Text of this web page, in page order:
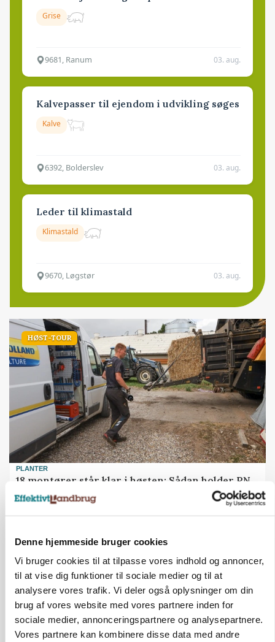
Denne hjemmeside bruger cookies
Vi bruger cookies til at tilpasse vores indhold og annoncer,
til at vise dig funktioner til sociale medier og til at
analysere vores trafik. Vi deler også oplysninger om din
brug af vores website med vores partnere inden for
sociale medier, annonceringspartnere og analysepartnere.
Vores partnere kan kombinere disse data med andre
Grise
9681, Ranum 03. aug.
Kalvepasser til ejendom i udvikling søges
Kalve
6392, Bolderslev 03. aug.
Leder til klimastald
Klimastald
9670, Løgstør 03. aug.
HØST-TOUR
PLANTER
18 montører står klar i høsten: Sådan holder PN
Maskiner landmænd i gang